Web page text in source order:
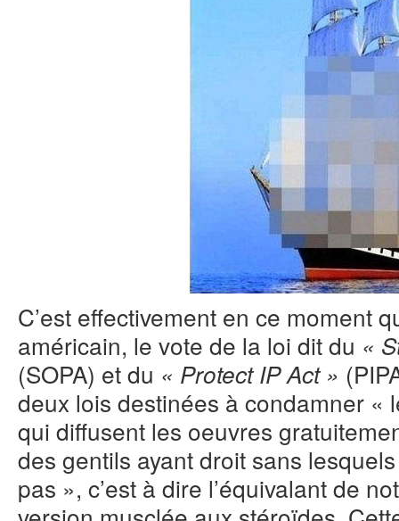
C’est effectivement en ce moment
américain, le vote de la loi dit du «
(SOPA) et du « Protect IP Act »
deux lois destinées à condamner «
qui diffusent les oeuvres
des gentils ayant droit sans
pas », c’est à dire l’équivalant de